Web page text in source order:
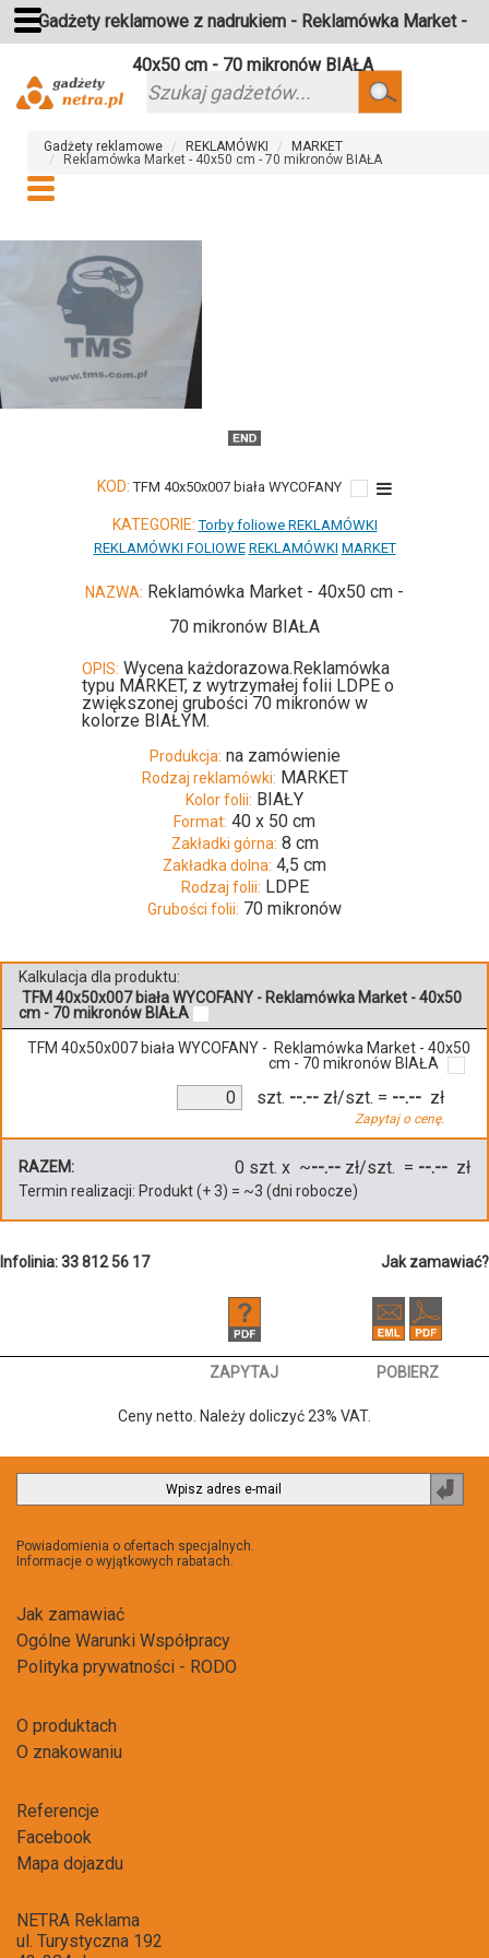
Gadżety reklamowe z nadrukiem - Reklamówka Market -
40x50 cm - 70 mikronów BIAŁA
Szukaj
Gadżety reklamowe REKLAMÓWKI
MARKET
Reklamówka Market - 40x50 cm - 70 mikronów BIAŁA
KOD: TFM 40x50x007 biała WYCOFANY
KATEGORIE: Torby foliowe REKLAMÓWKI
REKLAMÓWKI FOLIOWE REKLAMÓWKI MARKET
NAZWA: Reklamówka Market - 40x50 cm -
70 mikronów BIAŁA
OPIS: Wycena każdorazowa.Reklamówka
typu MARKET, z wytrzymałej folii LDPE o
zwiększonej grubości 70 mikronów w
kolorze BIAŁYM.
Produkcja: na zamówienie
Rodzaj reklamówki: MARKET
Kolor folii: BIAŁY
Format: 40 x 50 cm
Zakładki górna: 8 cm
Zakładka dolna: 4,5 cm
Rodzaj folii: LDPE
Grubości folii: 70 mikronów
Kalkulacja dla produktu:
TFM 40x50x007 biała WYCOFANY - Reklamówka Market - 40x50
cm - 70 mikronów BIAŁA
TFM 40x50x007 biała WYCOFANY - Reklamówka Market - 40x50
cm - 70 mikronów BIAŁA
szt. --.-- zł/szt.
Zapytaj o cenę.
= --.-- zł
RAZEM: 0 szt. x ~--.-- zł/szt. = --.-- zł
Termin realizacji: Produkt(+3) = ~3 (dni robocze)
Infolinia: 33 812 56 17 Jak zamawiać?
ZAPYTAJ POBIERZ
Ceny netto. Należy doliczyć 23% VAT.
Powiadomienia o ofertach specjalnych.
Informacje o wyjątkowych rabatach.
Jak zamawiać
Ogólne Warunki Współpracy
Polityka prywatności - RODO
O produktach
O znakowaniu
Referencje
Facebook
Mapa dojazdu
NETRA Reklama
ul. Turystyczna 192